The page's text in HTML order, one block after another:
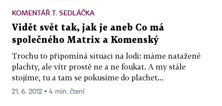
KOMENTÁŘ T. SEDLÁČKA
Vidět svět tak, jak je aneb Co má
společného Matrix a Komenský
Trochu to připomíná situaci na lodi: máme natažené
plachty, ale vítr prostě ne a ne foukat. A my stále
stojíme, tu a tam se pokusíme do plachet...
21. 6. 2012 ▪ 4 min. čtení